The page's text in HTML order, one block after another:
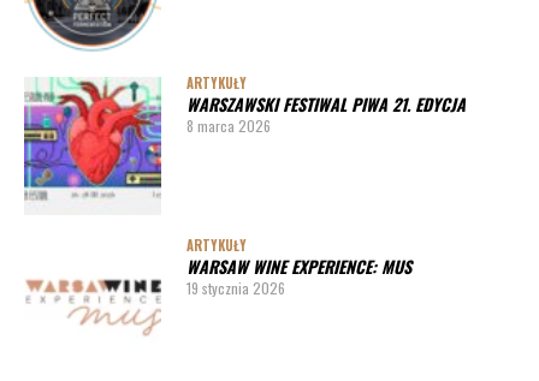
ARTYKUŁY
WARSZAWSKI FESTIWAL PIWA 21. EDYCJA
8 marca 2026
ARTYKUŁY
WARSAW WINE EXPERIENCE: MUS
19 stycznia 2026